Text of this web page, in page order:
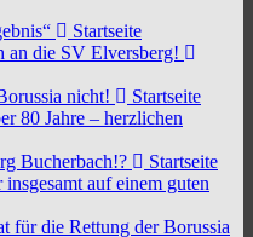
Startseite
an die SV Elversberg!
nicht!
Startseite
80 Jahre – herzlichen
Bucherbach!?
Startseite
auf einem guten
für die Rettung der Borussia